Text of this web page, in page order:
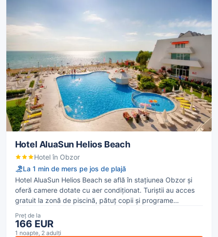
Hotel AluaSun Helios Beach
Hotel în Obzor
La 1 min de mers pe jos de plajă
Hotel AluaSun Helios Beach se află în stațiunea Obzor și
oferă camere dotate cu aer condiţionat. Turiștii au acces
gratuit la zonă de piscină, pătuț copii și programe
copii restaurant.
Preț de la
166 EUR
1 noapte, 2 adulți